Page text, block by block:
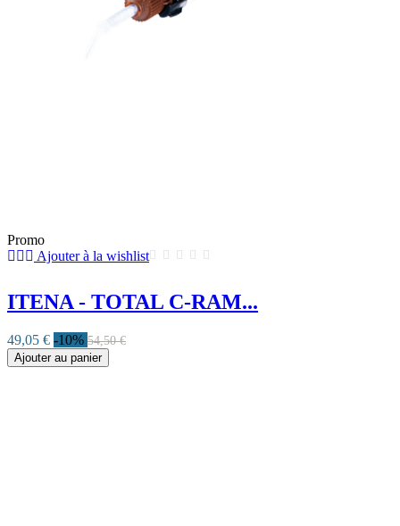
Promo
Ajouter à la wishlist
ITENA - TOTAL C-RAM...
49,05 € -10% 54,50 €
Ajouter au panier